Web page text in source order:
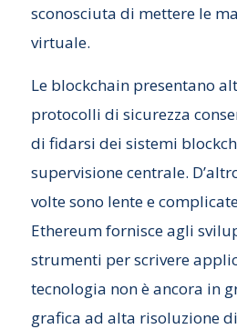
sconosciuta di mettere le
virtuale.
Le blockchain presentano
protocolli di sicurezza
di fidarsi dei sistemi
supervisione centrale.
volte sono lente e
Ethereum fornisce agli
strumenti per scrivere
tecnologia non è ancora in
grafica ad alta risoluzione